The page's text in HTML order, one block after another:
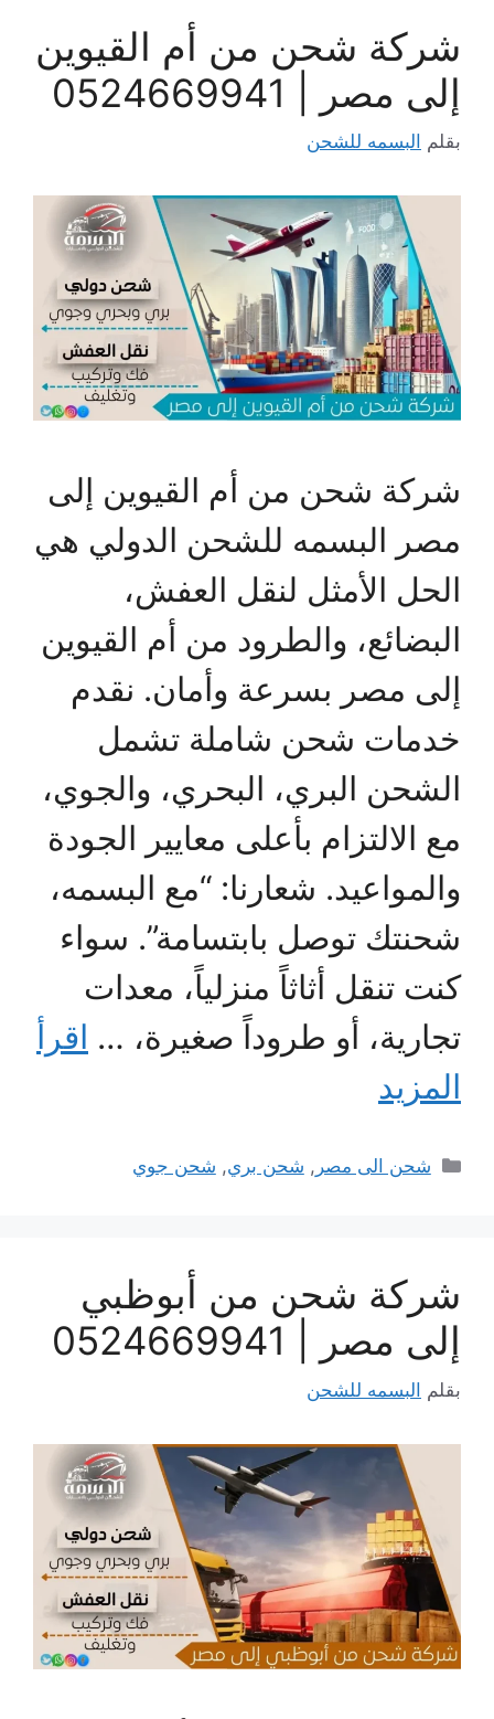
شركة شحن من أم القيوين
إلى مصر | 0524669941
بقلم البسمه للشحن
شركة شحن من أم القيوين إلى
مصر البسمه للشحن الدولي هي
الحل الأمثل لنقل العفش،
البضائع، والطرود من أم القيوين
إلى مصر بسرعة وأمان. نقدم
خدمات شحن شاملة تشمل
الشحن البري، البحري، والجوي،
مع الالتزام بأعلى معايير الجودة
والمواعيد. شعارنا: “مع البسمه،
شحنتك توصل بابتسامة”. سواء
كنت تنقل أثاثاً منزلياً، معدات
تجارية، أو طروداً صغيرة، … اقرأ
المزيد
التصنيفات
شحن الى مصر , شحن بري, شحن جوي
شركة شحن من أبوظبي
إلى مصر | 0524669941
بقلم البسمه للشحن